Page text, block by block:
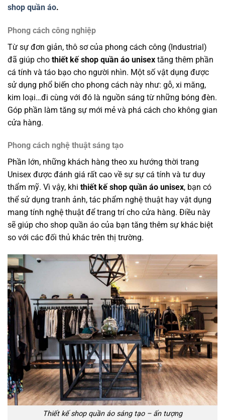
shop quần áo.
Phong cách công nghiệp
Từ sự đơn giản, thô sơ của phong cách công (Industrial)
đã giúp cho thiết kế shop quần áo unisex tăng thêm phần
cá tính và táo bạo cho người nhìn. Một số vật dụng được
sử dụng phổ biến cho phong cách này như: gỗ, xi măng,
kim loại…đi cùng với đó là nguồn sáng từ những bóng đèn.
Góp phần làm tăng sự mới mẻ và phá cách cho không gian
cửa hàng.
Phong cách nghệ thuật sáng tạo
Phần lớn, những khách hàng theo xu hướng thời trang
Unisex được đánh giá rất cao về sự sự cá tính và tư duy
thẩm mỹ. Vì vậy, khi thiết kế shop quần áo unisex, bạn có
thể sử dụng tranh ảnh, tác phẩm nghệ thuật hay vật dụng
mang tính nghệ thuật để trang trí cho cửa hàng. Điều này
sẽ giúp cho shop quần áo của bạn tăng thêm sự khác biệt
so với các đối thủ khác trên thị trường.
Thiết kế shop quần áo sáng tạo – ấn tượng